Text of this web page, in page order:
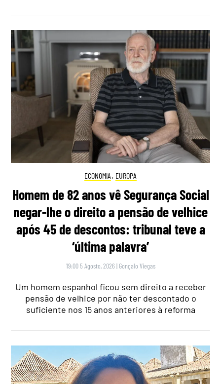
ECONOMIA , EUROPA
Homem de 82 anos vê Segurança Social
negar-lhe o direito a pensão de velhice
após 45 de descontos: tribunal teve a
‘última palavra’
19:00 5 Agosto, 2026 | Gonçalo Viegas
Um homem espanhol ficou sem direito a receber
pensão de velhice por não ter descontado o
suficiente nos 15 anos anteriores à reforma